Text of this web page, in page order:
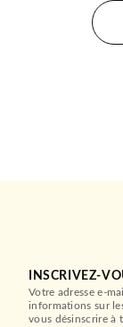
INSCRIVEZ-
Votre adresse e-
informations sur
vous désinscrire à